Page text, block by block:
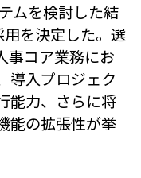
ムを検討した結
を決定した。選
事コア業務にお
導入プロジェク
能力、さらに将
能の拡張性が挙